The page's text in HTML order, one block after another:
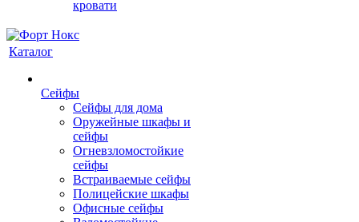
кровати
Каталог
Сейфы
Сейфы для дома
Оружейные шкафы и
сейфы
Огневзломостойкие
сейфы
Встраиваемые сейфы
Полицейские шкафы
Офисные сейфы